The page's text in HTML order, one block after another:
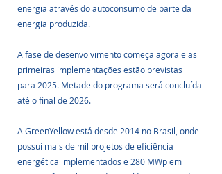
energia através do autoconsumo de parte da
energia produzida.
A fase de desenvolvimento começa agora e as
primeiras implementações estão previstas
para 2025. Metade do programa será concluída
até o final de 2026.
A GreenYellow está desde 2014 no Brasil, onde
possui mais de mil projetos de eficiência
energética implementados e 280 MWp em